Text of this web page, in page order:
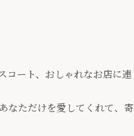
コート、おしゃれなお店に連
なただけを愛してくれて、寄